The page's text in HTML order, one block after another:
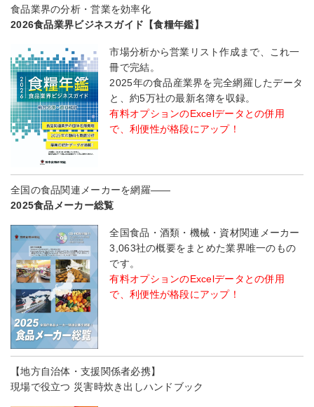
食品業界の分析・営業を効率化
2026食品業界ビジネスガイド【食糧年鑑】
市場分析から営業リスト作成まで、これ一
冊で完結。
2025年の食品産業界を完全網羅したデータ
と、約5万社の最新名簿を収録。
有料オプションのExcelデータとの併用
で、利便性が格段にアップ！
全国の食品関連メーカーを網羅――
2025食品メーカー総覧
全国食品・酒類・機械・資材関連メーカー
3,063社の概要をまとめた業界唯一のもの
です。
有料オプションのExcelデータとの併用
で、利便性が格段にアップ！
【地方自治体・支援関係者必携】
現場で役立つ 災害時炊き出しハンドブック